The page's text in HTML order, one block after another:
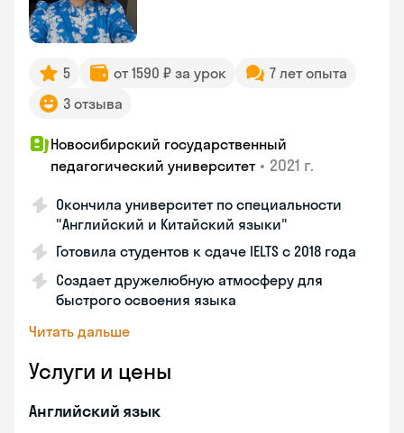
5 от 1590 ₽ за урок
7 лет опыта
3 отзыва
Новосибирский государственный
педагогический университет • 2021 г.
Окончила университет по специальности
"Английский и Китайский языки"
Готовила студентов к сдаче IELTS с 2018 года
Создает дружелюбную атмосферу для
быстрого освоения языка
Читать дальше
Услуги и цены
Английский язык